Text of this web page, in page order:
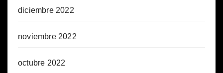
diciembre 2022
noviembre 2022
octubre 2022